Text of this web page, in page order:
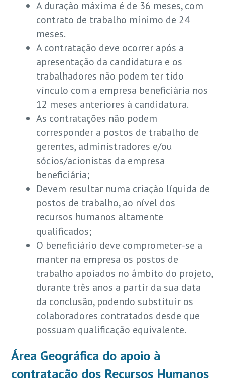
A duração máxima é de 36 meses, com
contrato de trabalho mínimo de 24
meses.
A contratação deve ocorrer após a
apresentação da candidatura e os
trabalhadores não podem ter tido
vínculo com a empresa beneficiária nos
12 meses anteriores à candidatura.
As contratações não podem
corresponder a postos de trabalho de
gerentes, administradores e/ou
sócios/acionistas da empresa
beneficiária;
Devem resultar numa criação líquida de
postos de trabalho, ao nível dos
recursos humanos altamente
qualificados;
O beneficiário deve comprometer-se a
manter na empresa os postos de
trabalho apoiados no âmbito do projeto,
durante três anos a partir da sua data
da conclusão, podendo substituir os
colaboradores contratados desde que
possuam qualificação equivalente.
Área Geográfica do apoio à
contratação dos Recursos Humanos